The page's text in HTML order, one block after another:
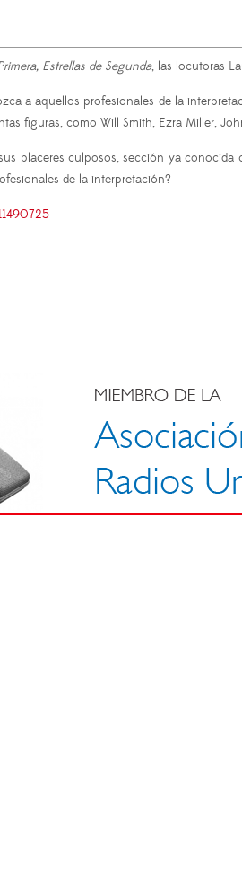
Estrellas de Segunda, las locutoras
a aquellos profesionales de la
figuras, como Will Smith, Ezra Miller,
placeres culposos, sección ya
de la interpretación?